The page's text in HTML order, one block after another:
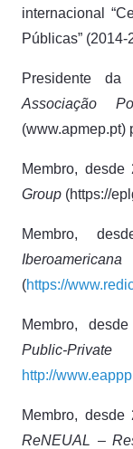
internacional
Públicas” (2014-
Presidente
Associação
(www.apmep.pt)
Membro, desde
Group (https://
Membro,
(https://
Membro,
Public-
http://
Membro,
ReNEUAL –